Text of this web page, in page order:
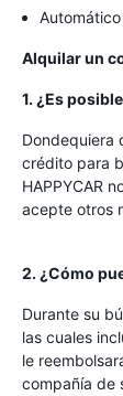
Alquilar un
1. ¿Es
Dondequiera
crédito para
HAPPYCAR
acepte otros
2. ¿Cómo
Durante su
las cuales
le
compañía de